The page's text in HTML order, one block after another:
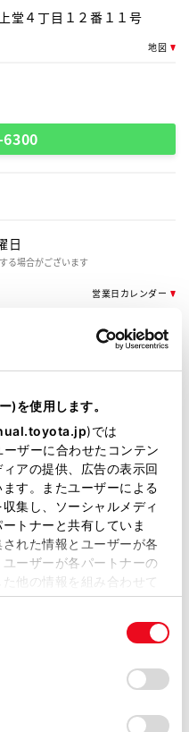
)を使用します。
)では
ザーに合わせたコンテン
アの提供、広告の表示回
す。またユーザーによる
集し、ソーシャルメディ
トナーと共有していま
れた情報とユーザーが各
ーザーが各パートナーの
他の情報を組み合わせて
サイトの使用を続行する
ー)が保存されることに同
ッキー)のオプトアウト、
るにあたっては、当社の
堂４丁目１２番１１号
地図
日
る場合がございます
営業日カレンダー
ベビーシート（おむつ交換用
WiFi
この販売店のウェブサイトはこちら